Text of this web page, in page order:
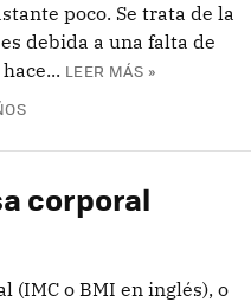
poco. Se trata de la
debida a una falta de
LEER MÁS »
corporal
(IMC o BMI en inglés), o